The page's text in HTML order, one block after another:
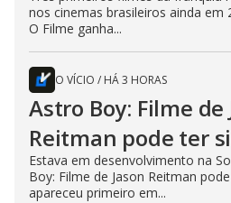
nos cinemas brasileiros ainda em
O Filme ganha...
O VÍCIO / HÁ 3 HORAS
Astro Boy: Filme de
Reitman pode ter
Estava em desenvolvimento na
Boy: Filme de Jason Reitman
apareceu primeiro em...